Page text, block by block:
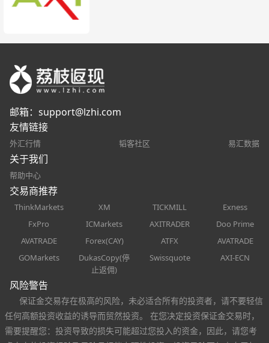
邮箱： support@lzhi.com
友情链接
外汇行情 韬客社区 易汇数据
关于我们
帮助中心
交易商推荐
ThinkMarkets XM TICKMILL
Exness
FxPro
ICMarkets AXITRADER
Doo Prime
AVATRADE
Forex(CAY) ATFX
AVATRADE
GOMarkets
DukasCopy(停
止返佣)
Swissquote AXI-ECN
风险警告
保证金交易存在极高的风险，未必适合所有的投资者，请不要轻信
任何高额投资收益的诱导而贸然投资。 在您决定投资保证金交易时，
需要提醒您：投资导致的损失可能超过您投入的资金，因此，请您考